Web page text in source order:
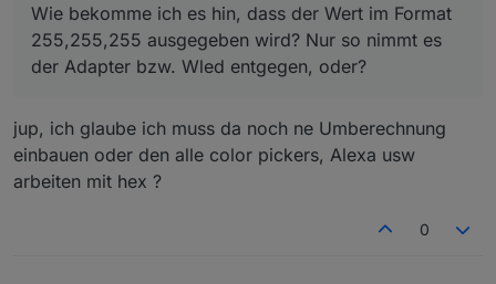
Wie bekomme ich es hin, dass der Wert im Format
255,255,255 ausgegeben wird? Nur so nimmt es
der Adapter bzw. Wled entgegen, oder?
jup, ich glaube ich muss da noch ne Umberechnung
einbauen oder den alle color pickers, Alexa usw
arbeiten mit hex ?
0